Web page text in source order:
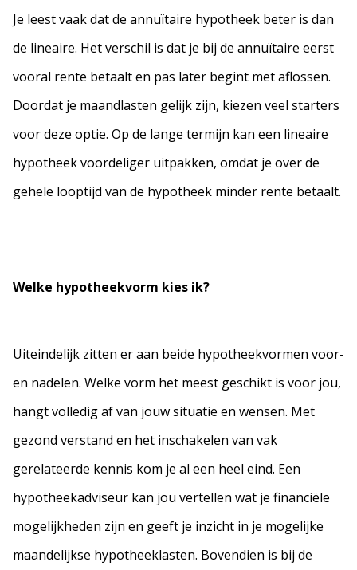
Je leest vaak dat de annuïtaire hypotheek beter is dan
de lineaire. Het verschil is dat je bij de annuïtaire eerst
vooral rente betaalt en pas later begint met aflossen.
Doordat je maandlasten gelijk zijn, kiezen veel starters
voor deze optie. Op de lange termijn kan een lineaire
hypotheek voordeliger uitpakken, omdat je over de
gehele looptijd van de hypotheek minder rente betaalt.
Welke hypotheekvorm kies ik?
Uiteindelijk zitten er aan beide hypotheekvormen voor-
en nadelen. Welke vorm het meest geschikt is voor jou,
hangt volledig af van jouw situatie en wensen. Met
gezond verstand en het inschakelen van vak
gerelateerde kennis kom je al een heel eind. Een
hypotheekadviseur kan jou vertellen wat je financiële
mogelijkheden zijn en geeft je inzicht in je mogelijke
maandelijkse hypotheeklasten. Bovendien is bij de